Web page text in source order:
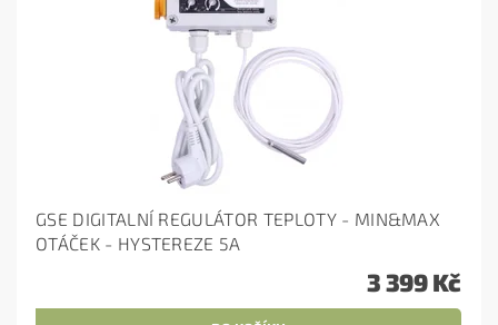
GSE DIGITALNÍ REGULÁTOR TEPLOTY - MIN&MAX
OTÁČEK - HYSTEREZE 5A
3 399 Kč